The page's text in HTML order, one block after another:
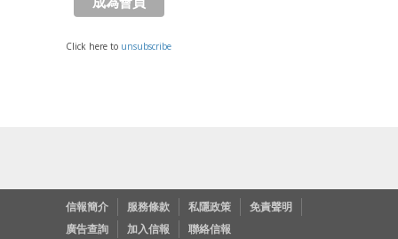
Click here to unsubscribe
信報簡介 服務條款 私隱政策
免責聲明
廣告查詢
加入信報 聯絡信報